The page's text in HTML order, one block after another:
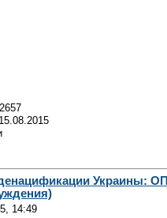
15.08.2015
Украины:
14:49